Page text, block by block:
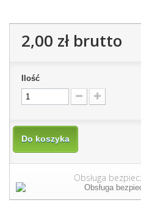
2,00 złbrutto
Ilość
Do koszyka
Obsługa